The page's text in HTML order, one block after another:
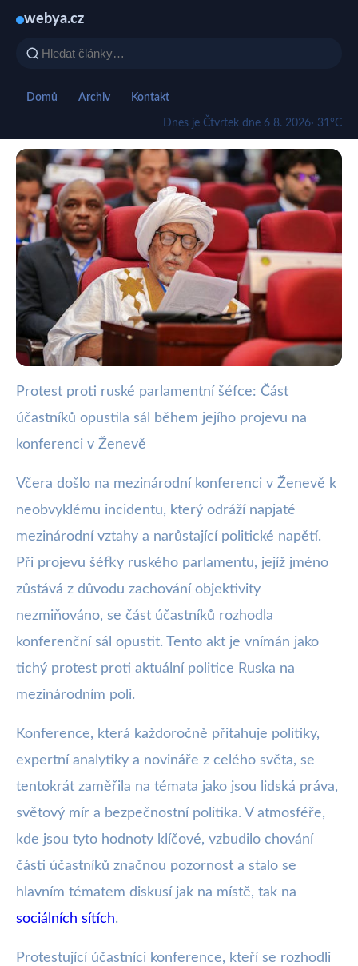
webya.cz
Domů Archiv Kontakt
Dnes je Čtvrtek dne 6 8. 2026· 31°C
webya.cz
Protest na konferenci v Ženevě:
projevu Ruska
Protest proti ruské parlamentní šéfce: Část
účastníků opustila sál během jejího projevu na
konferenci v Ženevě
Včera došlo na mezinárodní konferenci v Ženevě k
neobvyklému incidentu, který odráží napjaté
mezinárodní vztahy a narůstající politické napětí.
Při projevu šéfky ruského parlamentu, jejíž jméno
zůstává z důvodu zachování objektivity
nezmiňováno, se část účastníků rozhodla
konferenční sál opustit. Tento akt je vnímán jako
tichý protest proti aktuální politice Ruska na
mezinárodním poli.
Konference, která každoročně přitahuje politiky,
expertní analytiky a novináře z celého světa, se
tentokrát zaměřila na témata jako jsou lidská práva,
světový mír a bezpečnostní politika. V atmosféře,
kde jsou tyto hodnoty klíčové, vzbudilo chování
části účastníků značnou pozornost a stalo se
hlavním tématem diskusí jak na místě, tak na
sociálních sítích.
Protestující účastníci konference, kteří se rozhodli